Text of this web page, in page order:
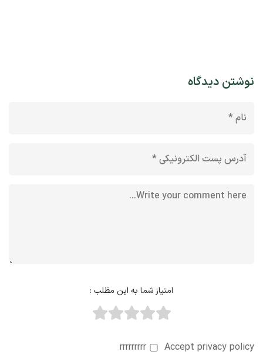
نوشتن دیدگاه
امتیاز شما به این مظلب :
rrrrrrrrr Accept privacy policy